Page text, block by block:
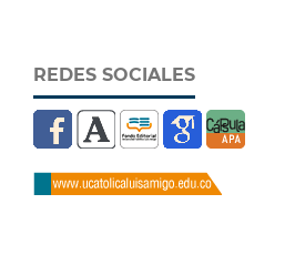
REDES SOCIALES